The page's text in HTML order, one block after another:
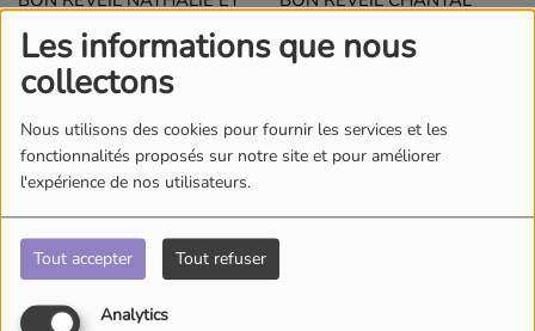
Les informations que nous
collectons
Nous utilisons des cookies pour fournir les services et les
fonctionnalités proposés sur notre site et pour améliorer
l'expérience de nos utilisateurs.
Tout accepter Tout refuser
Analytics
EMOTIONS DE RUE
COUBLEVIE EN FETE
L'ECONOMIE PRES DE CHEZ NOUS